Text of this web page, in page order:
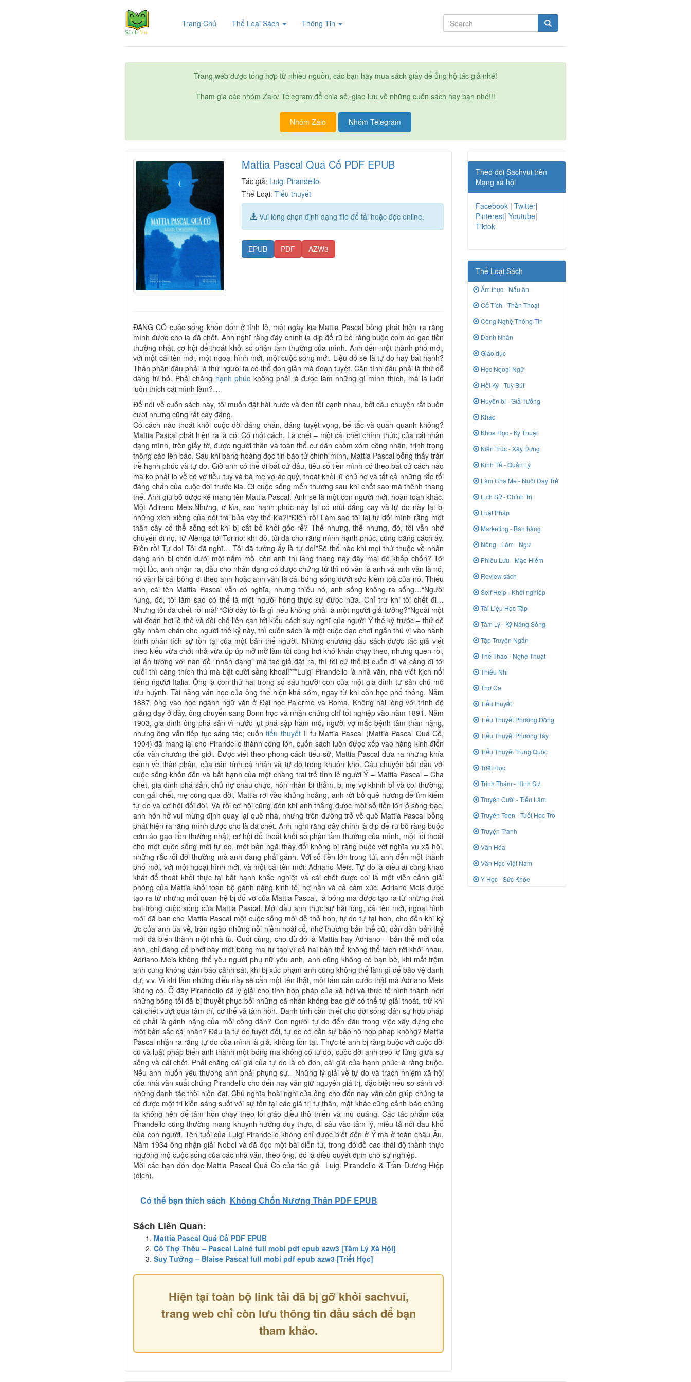
Trang Chủ (current)Thể Loại Sách Thông Tin
Trang web được tổng hợp từ nhiều nguồn, các bạn hãy mua sách giấy để ủng hộ tác giả nhé!
Tham gia các nhóm Zalo/ Telegram để chia sẻ, giao lưu về những cuốn sách hay bạn nhé!!!
Nhóm Zalo Nhóm Telegram
Mattia Pascal Quá Cố PDF EPUB
Tác giả: Luigi Pirandello
Thể Loại:Tiểu thuyết
Vui lòng chọn định dạng file để tải hoặc đọc online.
EPUB PDF AZW3
ĐANG CÓ cuộc sống khốn đốn ở tỉnh lẻ, một ngày kia Mattia Pascal bỗng phát hiện ra rằng
mình được cho là đã chết. Anh nghĩ rằng đây chính là dịp để rũ bỏ ràng buộc cơm áo gạo tiền
thường nhật, cơ hội để thoát khỏi số phận tầm thường của mình. Anh đến một thành phố mới,
với một cái tên mới, một ngoại hình mới, một cuộc sống mới. Liệu đó sẽ là tự do hay bất hạnh?
Thân phận đâu phải là thứ người ta có thể đơn giản mà đoạn tuyệt. Căn tính đâu phải là thứ dễ
dàng từ bỏ. Phải chăng hạnh phúc không phải là được làm những gì mình thích, mà là luôn
luôn thích cái mình làm?…
Để nói về cuốn sách này, tôi muốn đặt hài hước và đen tối cạnh nhau, bởi câu chuyện rất buồn
cười nhưng cũng rất cay đắng.
Có cách nào thoát khỏi cuộc đời đáng chán, đáng tuyệt vọng, bế tắc và quẩn quanh không?
Mattia Pascal phát hiện ra là có. Có một cách. Là chết – một cái chết chính thức, của cái nhân
dạng mình, trên giấy tờ, được người thân và toàn thể cư dân chòm xóm công nhận, trịnh trọng
thông cáo lên báo. Sau khi bàng hoàng đọc tin báo tử chính mình, Mattia Pascal bỗng thấy tràn
trề hạnh phúc và tự do. Giờ anh có thể đi bất cứ đâu, tiêu số tiền mình có theo bất cứ cách nào
mà ko phải lo về cô vợ tiều tuỵ và bà mẹ vợ ác quỷ, thoát khỏi lũ chủ nợ và tất cả những rắc rối
đáng chán của cuộc đời trước kia. Ôi cuộc sống mến thương sau khi chết sao mà thênh thang
thế. Anh giũ bỏ được kẻ mang tên Mattia Pascal. Anh sẽ là một con người mới, hoàn toàn khác.
Một Adirano Meis.Nhưng, ơ kìa, sao hạnh phúc này lại có mùi đắng cay và tự do này lại bị
những xích xiềng của dối trá bủa vây thế kia?!“Điên rồ! Làm sao tôi lại tự dối mình rằng một
thân cây có thể sống sót khi bị cắt bỏ khỏi gốc rễ? Thế nhưng, thế nhưng, đó, tôi vẫn nhớ
chuyến đi nọ, từ Alenga tới Torino: khi đó, tôi đã cho rằng mình hạnh phúc, cũng bằng cách ấy.
Điên rồ! Tự do! Tôi đã nghĩ… Tôi đã tưởng ấy là tự do!”Sẽ thế nào khi mọi thứ thuộc về nhân
dạng anh bị chôn dưới một nấm mồ, còn anh thì lang thang nay đây mai đó khắp chốn? Tới
một lúc, anh nhận ra, dẫu cho nhân dạng có được chứng tử thì nó vẫn là anh và anh vẫn là nó,
nó vẫn là cái bóng đi theo anh hoặc anh vẫn là cái bóng sống dưới sức kiềm toả của nó. Thiếu
anh, cái tên Mattia Pascal vẫn có nghĩa, nhưng thiếu nó, anh sống không ra sống…“Người
hùng, đó, tôi làm sao có thể là một người hùng thực sự được nữa. Chỉ trừ khi tôi chết đi…
Nhưng tôi đã chết rồi mà!”“Giờ đây tôi là gì nếu không phải là một người giả tưởng?”Ngoài một
vài đoạn hơi lê thê và đôi chỗ liên can tới kiểu cách suy nghĩ của người Ý thế kỷ trước – thứ dễ
gây nhàm chán cho người thế kỷ này, thì cuốn sách là một cuộc dạo chơi ngắn thú vị vào hành
trình phân tích sự tồn tại của một bản thể người. Những chương đầu sách được tác giả viết
theo kiểu vừa chớt nhả vừa úp úp mở mở làm tôi cũng hơi khó khăn chạy theo, nhưng quen rồi,
lại ấn tượng với nan đề “nhân dạng” mà tác giả đặt ra, thì tôi cứ thế bị cuốn đi và càng đi tới
cuối thì càng thích thú mà bật cười sảng khoái!***Luigi Pirandello là nhà văn, nhà viết kịch nổi
tiếng người Italia. Ông là con thứ hai trong số sáu người con của một gia đình tư sản chủ mỏ
lưu huỳnh. Tài năng văn học của ông thể hiện khá sớm, ngay từ khi còn học phổ thông. Năm
1887, ông vào học ngành ngữ văn ở Đại học Palermo và Roma. Không hài lòng với trình độ
giảng dạy ở đây, ông chuyển sang Bonn học và nhận chứng chỉ tốt nghiệp vào năm 1891. Năm
1903, gia đình ông phá sản vì nước lụt phá sập hầm mỏ, người vợ mắc bệnh tâm thần nặng,
nhưng ông vẫn tiếp tục sáng tác; cuốntiểu thuyếtIl fu Mattia Pascal (Mattia Pascal Quá Cố,
1904) đã mang lại cho Pirandello thành công lớn, cuốn sách luôn được xếp vào hàng kinh điển
của văn chương thế giới. Được viết theo phong cách tiểu sử, Mattia Pascal đưa ra những khía
cạnh về thân phận, của căn tính cá nhân và tự do trong khuôn khổ. Câu chuyện bắt đầu với
cuộc sống khốn đốn và bất hạnh của một chàng trai trẻ tỉnh lẻ người Ý – Mattia Pascal – Cha
chết, gia đình phá sản, chủ nợ chầu chực, hôn nhân bi thảm, bị mẹ vợ khinh bỉ và coi thường;
con gái chết, mẹ cũng qua đời, Mattia rơi vào khủng hoảng, anh rời bỏ quê hương để tìm kiếm
tự do và cơ hội đổi đời. Và rồi cơ hội cũng đến khi anh thắng được một số tiền lớn ở sòng bạc,
anh hớn hở vui mừng định quay lại quê nhà, nhưng trên đường trở về quê Mattia Pascal bỗng
phát hiện ra rằng mình được cho là đã chết. Anh nghĩ rằng đây chính là dịp để rũ bỏ ràng buộc
cơm áo gạo tiền thường nhật, cơ hội để thoát khỏi số phận tầm thường của mình, một lối thoát
cho một cuộc sống mới tự do, một bản ngã thay đổi không bị ràng buộc với nghĩa vụ xã hội,
những rắc rối đời thường mà anh đang phải gánh. Với số tiền lớn trong túi, anh đến một thành
phố mới, với một ngoại hình mới, và một cái tên mới: Adriano Meis. Tự do là điều ai cũng khao
khát để thoát khỏi thực tại bất hạnh khắc nghiệt và cái chết được coi là một viễn cảnh giải
phóng của Mattia khỏi toàn bộ gánh nặng kinh tế, nợ nần và cả cảm xúc. Adriano Meis được
tạo ra từ những mối quan hệ bị đổ vỡ của Mattia Pascal, là bóng ma được tạo ra từ những thất
bại trong cuộc sống của Mattia Pascal. Mới đầu anh thực sự hài lòng, cái tên mới, ngoại hình
mới đã ban cho Mattia Pascal một cuộc sống mới dễ thở hơn, tự do tự tại hơn, cho đến khi ký
ức của anh ùa về, tràn ngập những nỗi niềm hoài cổ, nhớ thương bản thể cũ, dần dần bản thể
mới đã biến thành một nhà tù. Cuối cùng, cho dù đó là Mattia hay Adriano – bản thể mới của
anh, chỉ đang cố phơi bày một bóng ma tự tạo vì cả hai bản thể không thể tách rời khỏi nhau.
Adriano Meis không thể yêu người phụ nữ yêu anh, anh cũng không có bạn bè, khi mất trộm
anh cũng không dám báo cảnh sát, khi bị xúc phạm anh cũng không thể làm gì để bảo vệ danh
dự, v.v. Vì khi làm những điều này sẽ cần một tên thật, một tấm căn cước thật mà Adriano Meis
không có. Ở đây Pirandello đã lý giải cho tính hợp pháp của xã hội và thực tế hình thành nên
những bóng tối đã bị thuyết phục bởi những cá nhân không bao giờ có thể tự giải thoát, trừ khi
cái chết vượt qua tâm trí, cơ thể và tâm hồn. Danh tính cần thiết cho đời sống dân sự hợp pháp
có phải là gánh nặng của mỗi công dân? Con người tự do đến đâu trong việc xây dựng cho
một bản sắc cá nhân? Đâu là tự do tuyệt đối, tự do có cần sự bảo hộ hợp pháp không? Mattia
Pascal nhận ra rằng tự do của mình là giả, không tồn tại. Thực tế anh bị ràng buộc với cuộc đời
cũ và luật pháp biến anh thành một bóng ma không có tự do, cuộc đời anh treo lơ lửng giữa sự
sống và cái chết. Phải chăng cái giá của tự do là cô đơn, cái giá của hạnh phúc là ràng buộc.
Nếu anh muốn yêu thương anh phải phụng sự. Những lý giải về tự do và trách nhiệm xã hội
của nhà văn xuất chúng Pirandello cho đến nay vẫn giữ nguyên giá trị, đặc biệt nếu so sánh với
những danh tác thời hiện đại. Chủ nghĩa hoài nghi của ông cho đến nay vẫn còn giúp chúng ta
có được một tri kiến sáng suốt với sự tồn tại các giá trị tự thân, mặt khác cũng cảnh báo chúng
ta không nên để tâm hồn chạy theo lối giáo điều thô thiển và mù quáng. Các tác phẩm của
Pirandello cũng thường mang khuynh hướng duy thực, đi sâu vào tâm lý, miêu tả nỗi đau khổ
của con người. Tên tuổi của Luigi Pirandello không chỉ được biết đến ở Ý mà ở toàn châu Âu.
Năm 1934 ông nhận giải Nobel và đã đọc một bài diễn từ, trong đó đề cao thái độ thành thực
ngưỡng mộ cuộc sống của các nhà văn, theo ông, đó là điều quyết định cho sự nghiệp.
Mời các bạn đón đọc Mattia Pascal Quá Cố của tác giả Luigi Pirandello & Trần Dương Hiệp
(dịch).
Có thể bạn thích sách Không Chốn Nương Thân PDF EPUB
Sách Liên Quan:
Mattia Pascal Quá Cố PDF EPUB
Cô Thợ Thêu – Pascal Lainé full mobi pdf epub azw3 [Tâm Lý Xã Hội]
Suy Tưởng – Blaise Pascal full mobi pdf epub azw3 [Triết Học]
Hiện tại toàn bộ link tải đã bị gỡ khỏi sachvui,
trang web chỉ còn lưu thông tin đầu sách để bạn
tham khảo.
Theo dõi Sachvui trên
Mạng xã hội
Facebook | Twitter|
Pinterest| Youtube|
Tiktok
Thể Loại Sách
Ẩm thực - Nấu ăn
Cổ Tích - Thần Thoại
Công Nghệ Thông Tin
Danh Nhân
Giáo dục
Học Ngoại Ngữ
Hồi Ký - Tuỳ Bút
Huyền bí - Giả Tưởng
Khác
Khoa Học - Kỹ Thuật
Kiến Trúc - Xây Dựng
Kinh Tế - Quản Lý
Làm Cha Mẹ - Nuôi Dạy Trẻ
Lịch Sử - Chính Trị
Luật Pháp
Marketing - Bán hàng
Nông - Lâm - Ngư
Phiêu Lưu - Mạo Hiểm
Review sách
Self Help - Khởi nghiệp
Tài Liệu Học Tập
Tâm Lý - Kỹ Năng Sống
Tập Truyện Ngắn
Thể Thao - Nghệ Thuật
Thiếu Nhi
Thơ Ca
Tiểu thuyết
Tiểu Thuyết Phương Đông
Tiểu Thuyết Phương Tây
Tiểu Thuyết Trung Quốc
Triết Học
Trinh Thám - Hình Sự
Truyện Cười - Tiếu Lâm
Truyên Teen - Tuổi Học Trò
Truyện Tranh
Văn Hóa
Văn Học Việt Nam
Y Học - Sức Khỏe